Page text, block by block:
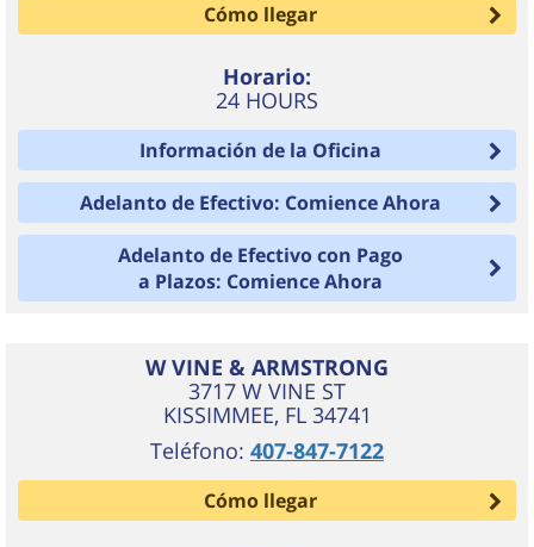
Cómo llegar
Horario:
24 HOURS
Información de la Oficina
Adelanto de Efectivo: Comience Ahora
Adelanto de Efectivo con Pago
a Plazos: Comience Ahora
W VINE & ARMSTRONG
3717 W VINE ST
KISSIMMEE, FL 34741
Teléfono: 407-847-7122
Cómo llegar